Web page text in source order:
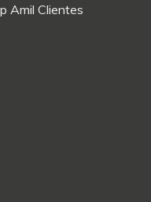
Amil Clientes